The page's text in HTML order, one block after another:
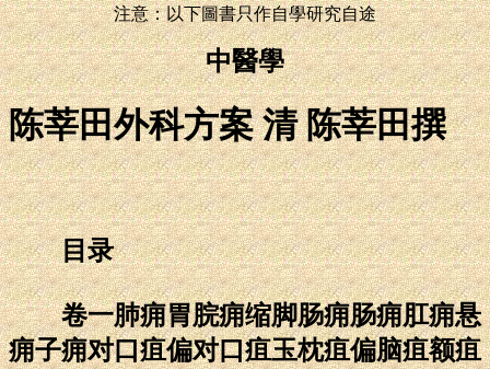
注意：以下圖書只作自學研究自途
中醫學
陈莘田外科方案 清 陈莘田撰
目录
卷一肺痈胃脘痈缩脚肠痈肠痈肛痈悬
痈子痈对口疽偏对口疽玉枕疽偏脑疽额疽